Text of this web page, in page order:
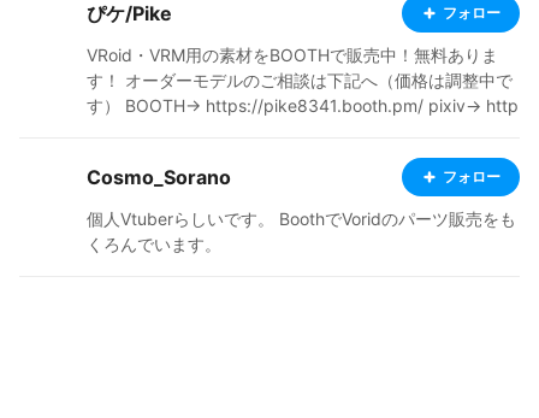
ぴケ/Pike フォロー
VRoid・VRM用の素材をBOOTHで販売中！無料ありま
す！ オーダーモデルのご相談は下記へ（価格は調整中で
す） BOOTH→ https://pike8341.booth.pm/ pixiv→ http
witter.com/pike_8341 instagram→ https://www.insta
gram.com/pike_8341/ HP→ https://kodaiga.xyz/
Cosmo_Sorano フォロー
個人Vtuberらしいです。 BoothでVoridのパーツ販売をも
くろんでいます。